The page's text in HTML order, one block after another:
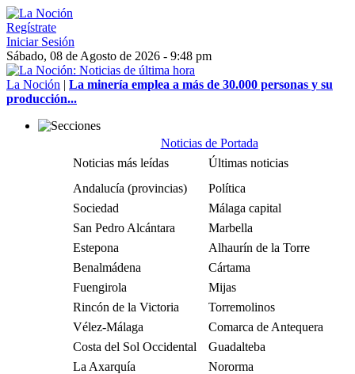
Regístrate
Iniciar Sesión
Sábado, 08 de Agosto de 2026 - 9:48 pm
La Noción | La minería emplea a más de 30.000 personas y su
producción...
Noticias de Portada
Noticias más leídas
Últimas noticias
Andalucía (provincias)
Política
Sociedad
Málaga capital
San Pedro Alcántara
Marbella
Estepona
Alhaurín de la Torre
Benalmádena
Cártama
Fuengirola
Mijas
Rincón de la Victoria
Torremolinos
Vélez-Málaga
Comarca de Antequera
Costa del Sol Occidental
Guadalteba
La Axarquía
Nororma